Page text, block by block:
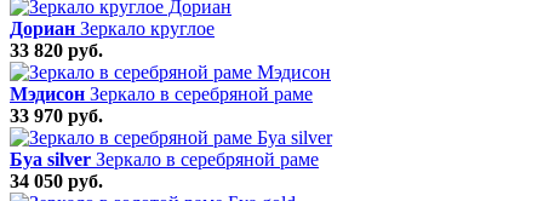
Дориан Зеркало круглое
33 820 руб.
Мэдисон Зеркало в серебряной раме
33 970 руб.
Буа silver Зеркало в серебряной раме
34 050 руб.